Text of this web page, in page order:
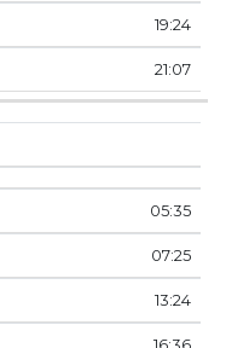
19:24
21:07
05:35
07:25
13:24